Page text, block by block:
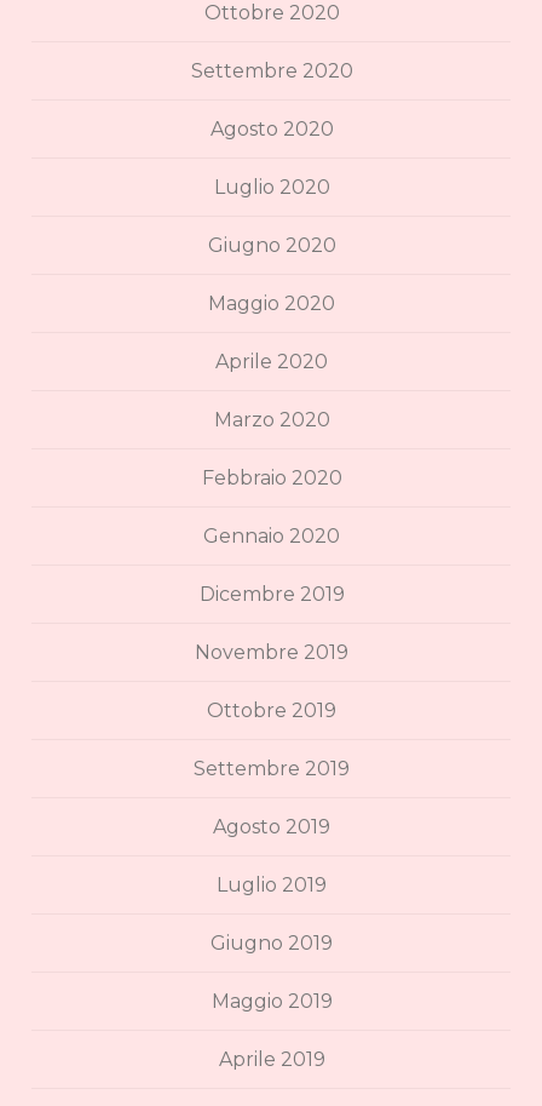
Ottobre 2020
Settembre 2020
Agosto 2020
Luglio 2020
Giugno 2020
Maggio 2020
Aprile 2020
Marzo 2020
Febbraio 2020
Gennaio 2020
Dicembre 2019
Novembre 2019
Ottobre 2019
Settembre 2019
Agosto 2019
Luglio 2019
Giugno 2019
Maggio 2019
Aprile 2019